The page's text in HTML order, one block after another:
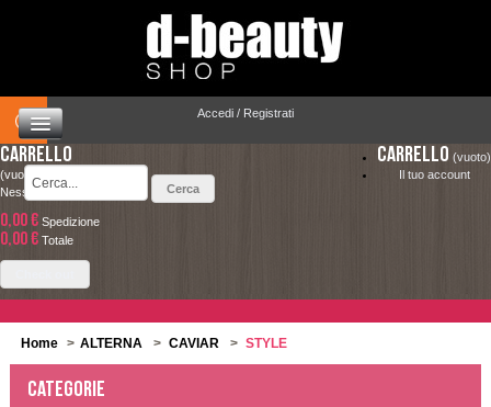
Accedi / Registrati
Carrello (vuoto)
Il tuo account
Carrello
(vuoto)
Nessun prodotto
0,00 € Spedizione
0,00 € Totale
HOME
VISO E CORPO
LA SPEDIZIONE COSTA SOLO 4.90 € ED È
COMPLETAMENTE GRATUITA PER ORDINI
Home > ALTERNA > CAVIAR > STYLE
Categorie